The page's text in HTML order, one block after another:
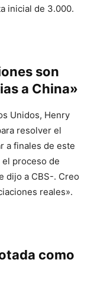
inicial de 3.000.
son
a China»
Unidos, Henry
resolver el
a finales de este
el proceso de
dijo a CBS-. Creo
reales».
como